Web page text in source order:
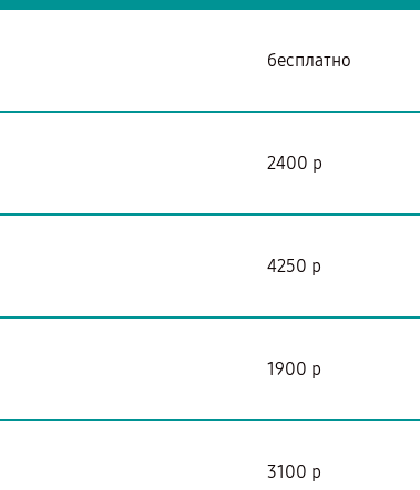
бесплатно
2400 р
4250 р
1900 р
3100 р